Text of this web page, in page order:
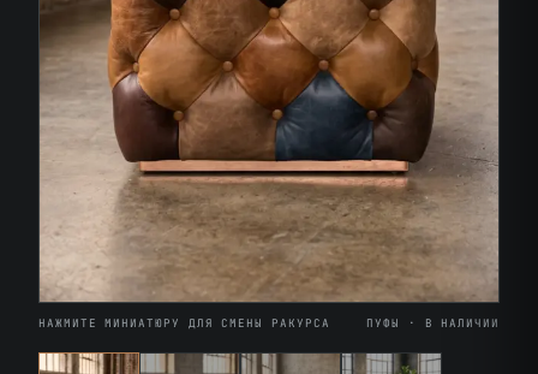
НАЖМИТЕ МИНИАТЮРУ ДЛЯ СМЕНЫ РАКУРСА ПУФЫ · В НАЛИЧИИ